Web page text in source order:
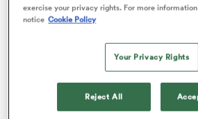
exercise your privacy rights. For more
notice Cookie Policy
Your Privacy Rights
Reject All